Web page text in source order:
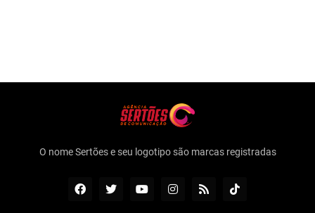
O nome Sertões e seu logotipo são marcas registradas